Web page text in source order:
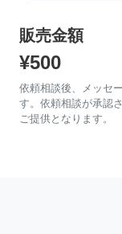
販売金額
¥500
依頼相談後、メッセ
す。依頼相談が承認
ご提供となります。